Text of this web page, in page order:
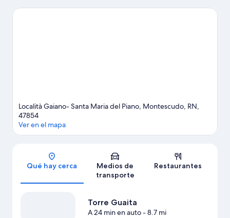
evento o partido en Circuito de Misano Marco Simoncelli. En la
Località Gaiano- Santa Maria del Piano, Montescudo, RN,
47854
Ver en el mapa
Qué hay cerca
Medios de
transporte
Restaurantes
Torre Guaita
A 24 min en auto- 8.7 mi